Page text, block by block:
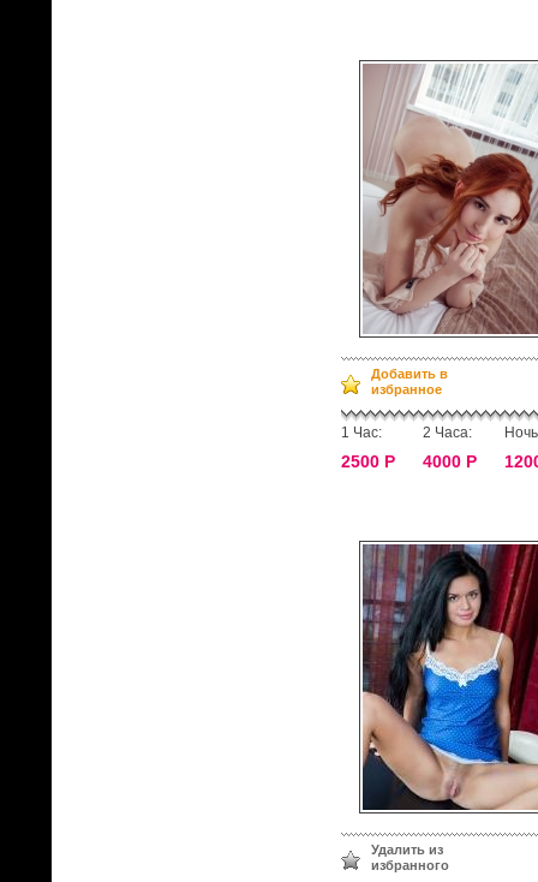
Добавить в
избранное
1 Час:
2500 Р
2 Часа:
4000 Р
Удалить из
избранного